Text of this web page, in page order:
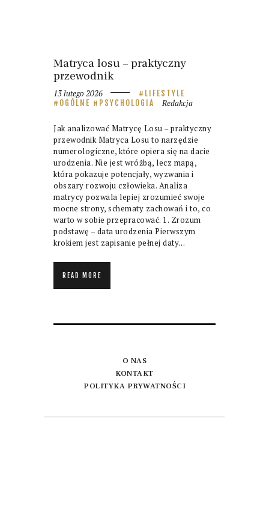
Matryca losu – praktyczny
przewodnik
13 lutego 2026
LIFESTYLE
OGÓLNE
PSYCHOLOGIA Redakcja
Jak analizować Matrycę Losu – praktyczny
przewodnik Matryca Losu to narzędzie
numerologiczne, które opiera się na dacie
urodzenia. Nie jest wróżbą, lecz mapą,
która pokazuje potencjały, wyzwania i
obszary rozwoju człowieka. Analiza
matrycy pozwala lepiej zrozumieć swoje
mocne strony, schematy zachowań i to, co
warto w sobie przepracować. 1. Zrozum
podstawę – data urodzenia Pierwszym
krokiem jest zapisanie pełnej daty…
READ MORE
O NAS
KONTAKT
POLITYKA PRYWATNOŚCI